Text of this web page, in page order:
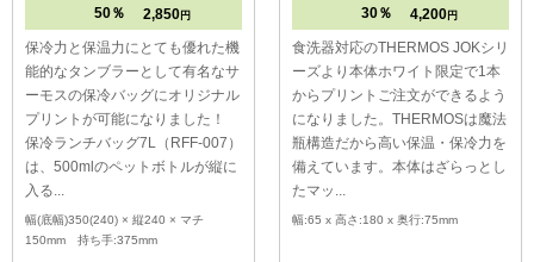
50％ 2,850 円
保冷力と保温力にとても優れた機
能的なタンブラーとして有名なサ
ーモスの保冷バッグにオリジナル
プリントが可能になりました！
保冷ランチバッグ7L（RFF-007）
は、500mlのペットボトルが縦に
入る...
幅(底幅)350(240) × 縦240 × マチ
150mm 持ち手:375mm
30％ 4,200 円
食洗器対応のTHERMOS JOKシリ
ーズより本体ホワイト限定で1本
からプリントご注文ができるよう
になりました。THERMOSは魔法
瓶構造だから高い保温・保冷力を
備えています。本体はざらっとし
たマッ...
幅:65 x 高さ:180 x 奥行:75mm